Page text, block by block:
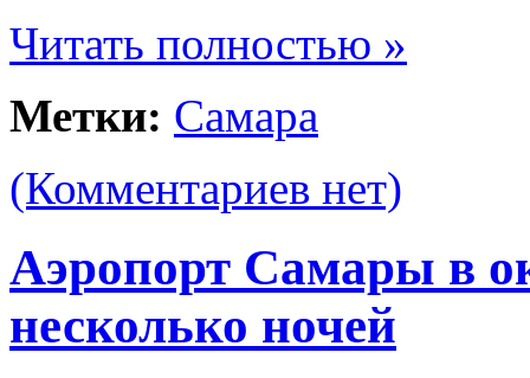
Читать полностью »
Метки: Самара
(Комментариев нет)
Аэропорт Самары в
несколько ночей